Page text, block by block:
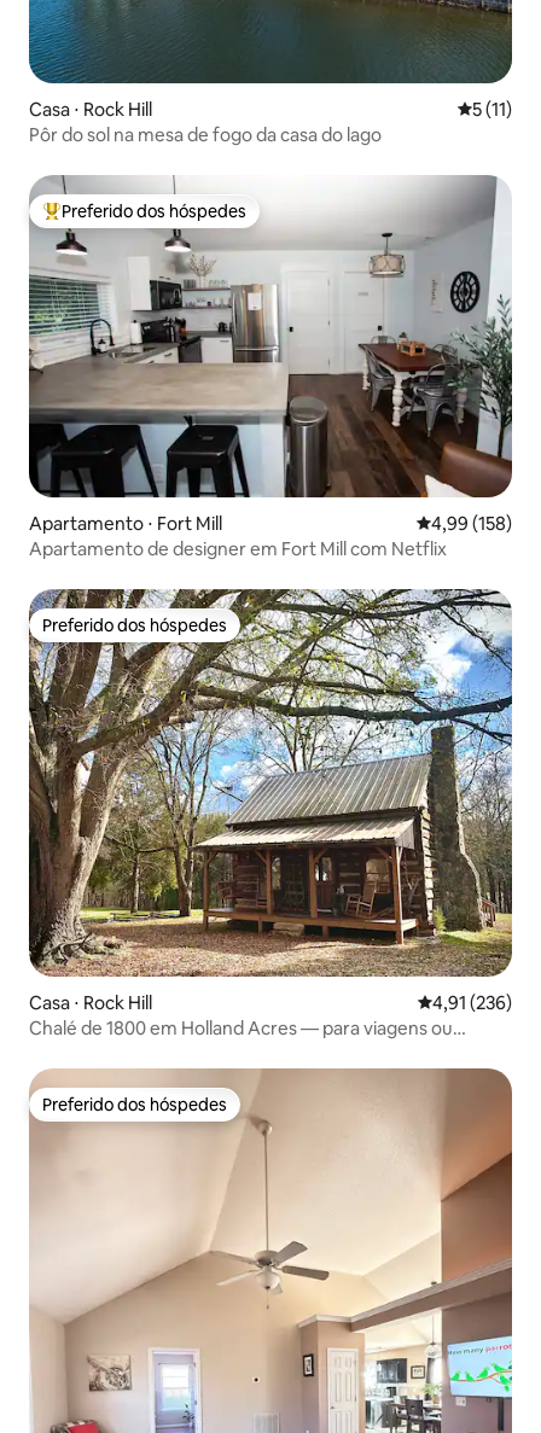
Casa ⋅ Rock Hill 5 de uma
5 (11)
Pôr do sol na mesa de fogo da casa do lago
Entre os melhores preferidos dos hóspedes
Preferido dos hóspedes
Apartamento ⋅ Fort Mill 4,99 de uma
4,99 (158)
Apartamento de designer em Fort Mill com Netflix
Preferido dos hóspedes
Preferido dos hóspedes
Casa ⋅ Rock Hill 4,91 de uma
4,91 (236)
Chalé de 1800 em Holland Acres — para viagens ou
Preferido dos hóspedes
Preferido dos hóspedes